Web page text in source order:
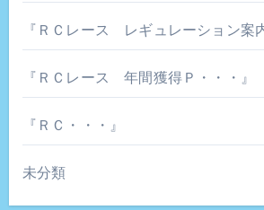
『ＲＣレース レギュレーション案
『ＲＣレース 年間獲得Ｐ・・・』
『ＲＣ・・・』
未分類